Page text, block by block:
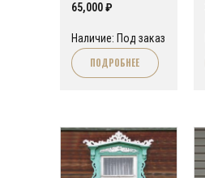
65,000₽
Наличие: Под заказ
ПОДРОБНЕЕ